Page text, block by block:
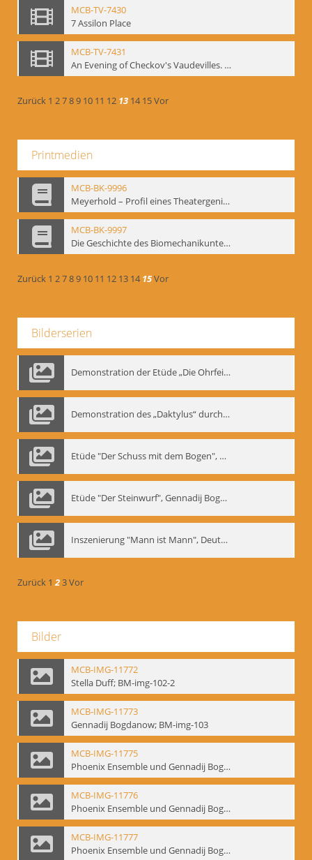
MCB-TV-7430
7 Assilon Place
MCB-TV-7431
An Evening of Checkov's Vaudevilles. The Evils of Tobacco, The Bear, The Marriage Proposal
Zurück 1 2789 10 11 12 13 14 15Vor
Printmedien
MCB-BK-9996
Meyerhold – Profil eines Theatergenies. Vortrag. Arbeitsdemonstration - interne Signatur: BM-prt-203
MCB-BK-9997
Die Geschichte des Biomechanikunterrichts im Theater der Satire - interne Signatur: BM-prt-204
Zurück 1 2789 10 11 12 13 14 15Vor
Bilderserien
Demonstration der Etüde „Die Ohrfeige“
Demonstration des „Daktylus“ durch Gennadij Nikolajewitsch Bogdanow, Berlin 1991
Etüde "Der Schuss mit dem Bogen", Gennadij Bogdanow
Etüde "Der Steinwurf", Gennadij Bogdanow
Inszenierung "Mann ist Mann", Deutsches Theater Berlin, 1997
Zurück 1 23Vor
Bilder
MCB-IMG-11772
Stella Duff; BM-img-102-2
MCB-IMG-11773
Gennadij Bogdanow; BM-img-103
MCB-IMG-11775
Phoenix Ensemble und Gennadij Bogdanow; BM-img-105-1
MCB-IMG-11776
Phoenix Ensemble und Gennadij Bogdanow; BM-img-105-2
MCB-IMG-11777
Phoenix Ensemble und Gennadij Bogdanow; BM-img-105-3